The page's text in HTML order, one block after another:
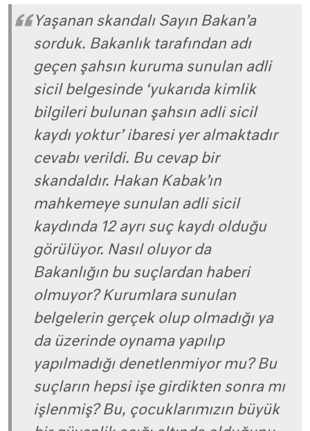
Yaşanan skandalı Sayın Bakan’a
sorduk. Bakanlık tarafından adı
geçen şahsın kuruma sunulan adli
sicil belgesinde ‘yukarıda kimlik
bilgileri bulunan şahsın adli sicil
kaydı yoktur’ ibaresi yer almaktadır
cevabı verildi. Bu cevap bir
skandaldır. Hakan Kabak’ın
mahkemeye sunulan adli sicil
kaydında 12 ayrı suç kaydı olduğu
görülüyor. Nasıl oluyor da
Bakanlığın bu suçlardan haberi
olmuyor? Kurumlara sunulan
belgelerin gerçek olup olmadığı ya
da üzerinde oynama yapılıp
yapılmadığı denetlenmiyor mu? Bu
suçların hepsi işe girdikten sonra mı
işlenmiş? Bu, çocuklarımızın büyük